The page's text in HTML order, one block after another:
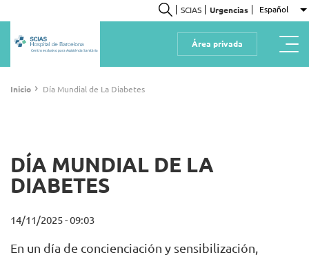
al
contenido
principal
Buscar
SCIAS Urgencias Español
Centro exclusivo para Assistència Sanitària
Área privada
Ruta
Inicio › Día Mundial de La Diabetes
DÍA MUNDIAL DE LA
DIABETES
14/11/2025 - 09:03
En un día de concienciación y sensibilización,